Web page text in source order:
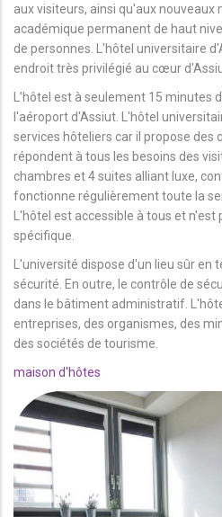
aux visiteurs, ainsi qu'aux nouveaux
académique permanent de haut
de personnes. L'hôtel universitaire
endroit très privilégié au cœur
L’hôtel est à seulement 15 minutes
l'aéroport d'Assiut. L'hôtel
services hôteliers car il propose des
répondent à tous les besoins des
chambres et 4 suites alliant luxe,
fonctionne régulièrement toute la
L'hôtel est accessible à tous et n'est
spécifique.
L'université dispose d'un lieu sûr en
sécurité. En outre, le contrôle de
dans le bâtiment administratif.
entreprises, des organismes, des
des sociétés de tourisme.
maison d'hôtes